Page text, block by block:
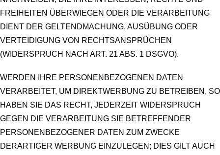
FREIHEITEN ÜBERWIEGEN ODER DIE VERARBEITUNG
DIENT DER GELTENDMACHUNG, AUSÜBUNG ODER
VERTEIDIGUNG VON RECHTSANSPRÜCHEN
(WIDERSPRUCH NACH ART. 21 ABS. 1 DSGVO).
WERDEN IHRE PERSONENBEZOGENEN DATEN
VERARBEITET, UM DIREKTWERBUNG ZU BETREIBEN, SO
HABEN SIE DAS RECHT, JEDERZEIT WIDERSPRUCH
GEGEN DIE VERARBEITUNG SIE BETREFFENDER
PERSONENBEZOGENER DATEN ZUM ZWECKE
DERARTIGER WERBUNG EINZULEGEN; DIES GILT AUCH